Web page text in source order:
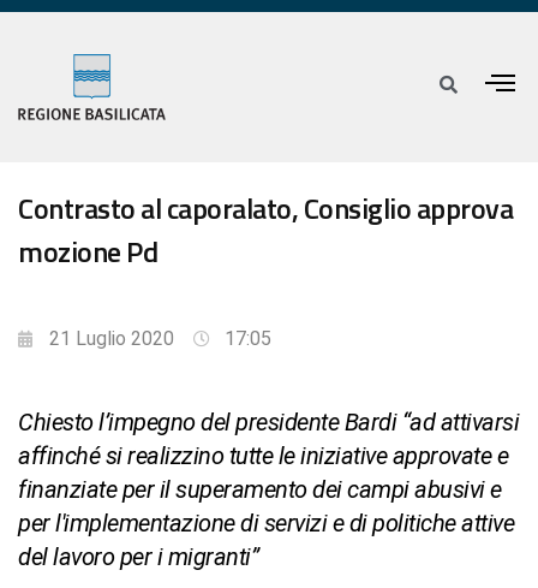
Contrasto al caporalato, Consiglio approva
mozione Pd
21 Luglio 2020 17:05
Chiesto l’impegno del presidente Bardi “ad attivarsi
affinché si realizzino tutte le iniziative approvate e
finanziate per il superamento dei campi abusivi e
per l'implementazione di servizi e di politiche attive
del lavoro per i migranti”